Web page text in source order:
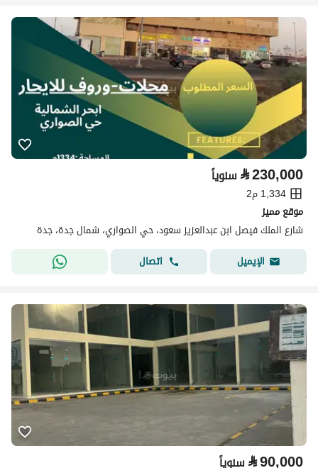
⃁230,000 سنوياً
1,334 م2
موقع مميز
شارع الملك فيصل ابن عبدالعزيز سعود، حي الصواري، شمال جدة، جدة
الإيميل
اتصال
⃁90,000 سنوياً